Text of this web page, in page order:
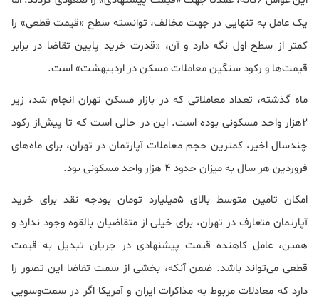
یک عامل به تنهایی در جهت مخالف، توانسته سطح «قیمت قطعی» را
کمتر از سطح اول نگه دارد و آن، «قدرت خرید پایین تقاضا در برابر
قیمت‌ها و رکود سنگین معاملات مسکن در اردیبهشت» است.
ماه گذشته، تعداد معاملاتی که در بازار مسکن تهران انجام شد، زیر
2هزار واحد مسکونی بوده است. این در حالی است که تا پیش‌از رکود
چندسال اخیر، کمترین حجم معاملات آپارتمان در تهران،‌ برای ماه‌های
فروردین هر سال به میزان حدود 4 هزار واحد مسکونی بود.
امکان تامین متوسط بالای 5‌میلیارد تومان بودجه نقد برای خرید
آپارتمان متعارف در تهران، برای خیلی از متقاضیان بالقوه وجود ندارد و
همین، عامل کاهنده قیمت پیشنهادی در جریان تبدیل به قیمت
قطعی می‌تواند باشد. ضمن آنکه، بخشی از سمت تقاضا این تصور را
دارد که معادلات مربوط به مذاکرات ایران و آمریکا اگر در سمت‌وسویی